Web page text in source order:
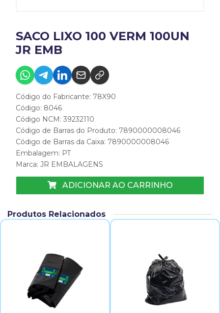
SACO LIXO 100 VERM 100UN
JR EMB
Código do Fabricante: 78X90
Código: 8046
Código NCM: 39232110
Código de Barras do Produto: 7890000008046
Código de Barras da Caixa: 7890000008046
Embalagem: PT
Marca: JR EMBALAGENS
ADICIONAR AO CARRINHO
Produtos Relacionados